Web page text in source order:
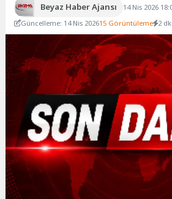
Beyaz Haber Ajansı
14 Nis 2026
Güncelleme: 14 Nis 202615 Görüntüleme 2 dk.